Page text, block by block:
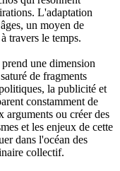
L'adaptation
un moyen de
travers le temps.
une dimension
de fragments
la publicité et
constamment de
arguments ou créer des
et les enjeux de cette
dans l'océan des
collectif.